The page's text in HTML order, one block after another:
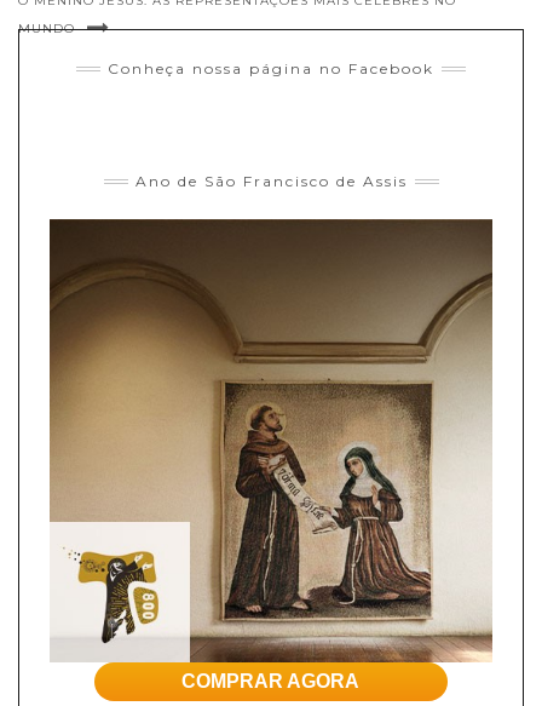
MUNDO
Conheça nossa página no Facebook
Ano de São Francisco de Assis
COMPRAR AGORA